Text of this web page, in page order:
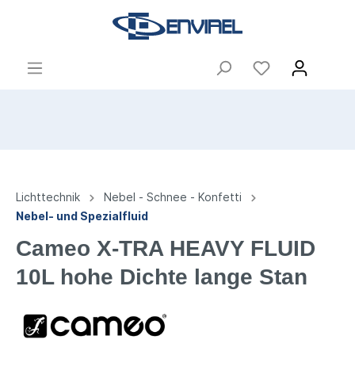
Lichttechnik
Nebel - Schnee - Konfetti
Nebel- und Spezialfluid
Cameo X-TRA HEAVY FLUID
10L hohe Dichte lange Stan